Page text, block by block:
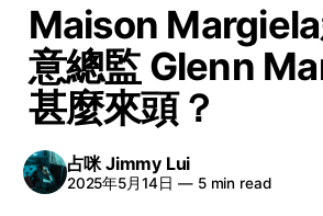
Maison
意總監 Glenn
甚麼來頭？
占咪 Jimmy Lui
2025年5月14日 —5 min read